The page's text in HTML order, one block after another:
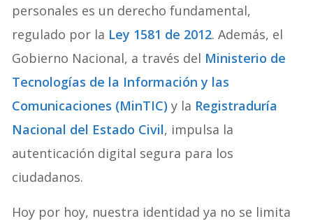
personales es un derecho fundamental,
regulado por la Ley 1581 de 2012. Además, el
Gobierno Nacional, a través del Ministerio de
Tecnologías de la Información y las
Comunicaciones (MinTIC) y la Registraduría
Nacional del Estado Civil, impulsa la
autenticación digital segura para los
ciudadanos.
Hoy por hoy, nuestra identidad ya no se limita